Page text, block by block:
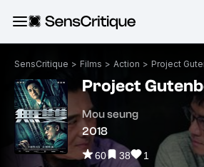
SensCritique > Films > Action > Project
Project
Mou seung
2018
60 38 1